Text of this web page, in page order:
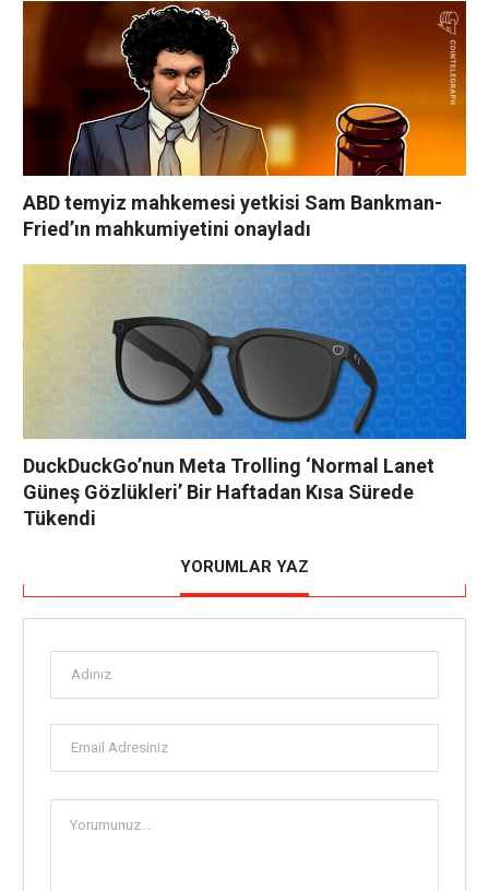
ABD temyiz mahkemesi yetkisi Sam Bankman-
Fried’ın mahkumiyetini onayladı
DuckDuckGo’nun Meta Trolling ‘Normal Lanet
Güneş Gözlükleri’ Bir Haftadan Kısa Sürede
Tükendi
YORUMLAR YAZ